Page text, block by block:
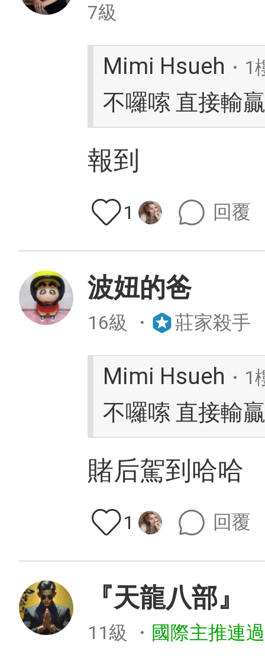
7級
Mimi Hsueh ・
不囉嗦 直接輸贏
報到
1 回覆
波妞的爸
16級 ・ 莊家殺手
Mimi Hsueh ・
不囉嗦 直接輸贏
賭后駕到哈哈
1 回覆
『天龍八部』
11級 ・ 國際主推連